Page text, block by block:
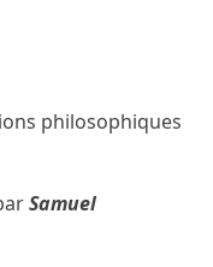
philosophiques
Samuel